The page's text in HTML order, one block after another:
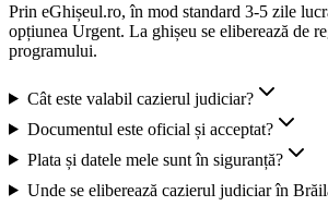
Prin eGhișeul.ro, în mod standard 3-5 zile
opțiunea Urgent. La ghișeu se eliberează de
programului.
Cât este valabil cazierul judiciar?
Documentul este oficial și acceptat?
Plata și datele mele sunt în siguranță?
Unde se eliberează cazierul judiciar în